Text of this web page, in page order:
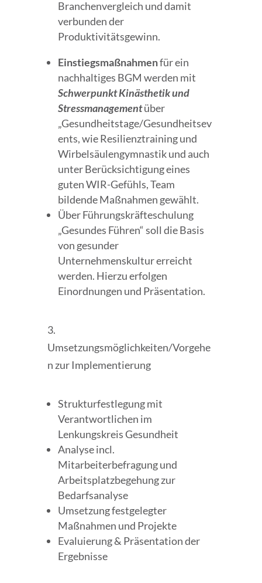
Branchenvergleich und damit
verbunden der
Produktivitätsgewinn.
Einstiegsmaßnahmenfür ein
nachhaltiges BGM werden mit
Schwerpunkt Kinästhetik und
Stressmanagementüber
„Gesundheitstage/Gesundheitsev
ents, wie Resilienztraining und
Wirbelsäulengymnastik und auch
unter Berücksichtigung eines
guten WIR-Gefühls, Team
bildende Maßnahmen gewählt.
Über Führungskräfteschulung
„Gesundes Führen“ soll die Basis
von gesunder
Unternehmenskultur erreicht
werden. Hierzu erfolgen
Einordnungen und Präsentation.
3.
Umsetzungsmöglichkeiten/Vorgehe
n zur Implementierung
Strukturfestlegung mit
Verantwortlichen im
Lenkungskreis Gesundheit
Analyse incl.
Mitarbeiterbefragung und
Arbeitsplatzbegehung zur
Bedarfsanalyse
Umsetzung festgelegter
Maßnahmen und Projekte
Evaluierung & Präsentation der
Ergebnisse